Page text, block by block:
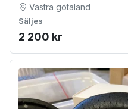
Västra götaland
Säljes
2 200 kr